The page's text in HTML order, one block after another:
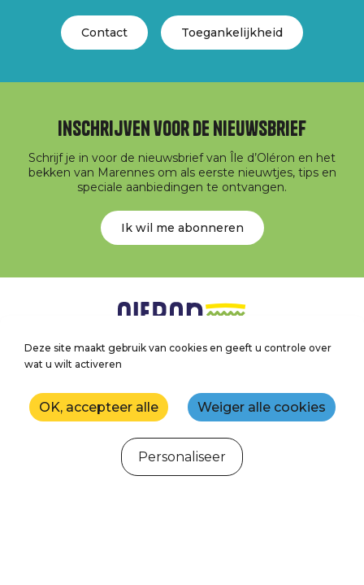
Contact Toegankelijkheid
Inschrijven voor de nieuwsbrief
Schrijf je in voor de nieuwsbrief van Île d’Oléron en het
bekken van Marennes om als eerste nieuwtjes, tips en
speciale aanbiedingen te ontvangen.
Ik wil me abonneren
Deze site maakt gebruik van cookies en geeft u controle over
wat u wilt activeren
OK, accepteer alle Weiger alle cookies
Personaliseer